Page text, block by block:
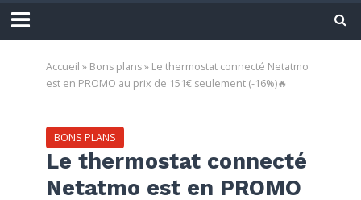
Accueil » Bons plans» Le thermostat connecté Netatmo
est en PROMO au prix de 151€ seulement (-16%)🔥
BONS PLANS
Le thermostat connecté
Netatmo est en PROMO